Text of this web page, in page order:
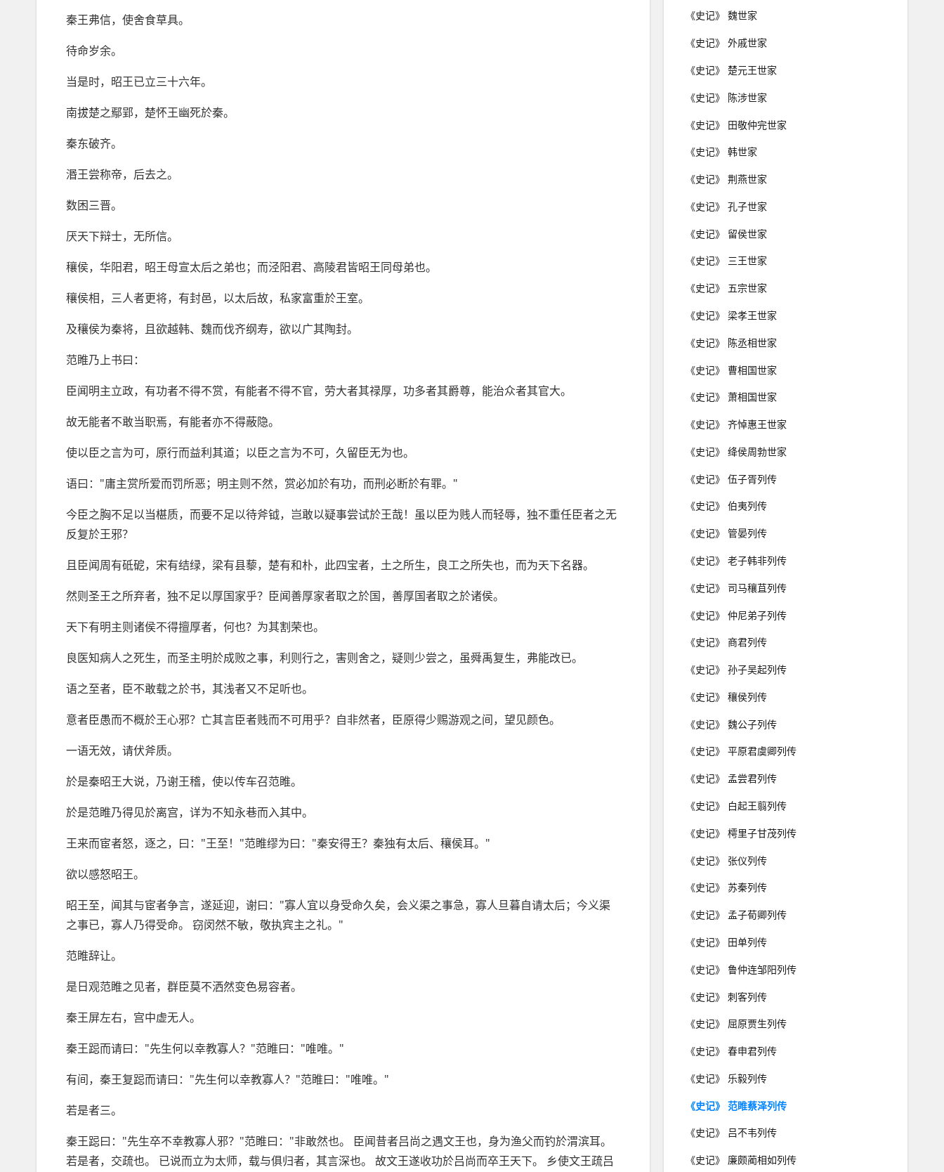
秦王弗信，使舍食草具。
待命岁余。
当是时，昭王已立三十六年。
南拔楚之鄢郢，楚怀王幽死於秦。
秦东破齐。
湣王尝称帝，后去之。
数困三晋。
厌天下辩士，无所信。
穰侯，华阳君，昭王母宣太后之弟也；而泾阳君、高陵君皆昭王同母弟也。
穰侯相，三人者更将，有封邑，以太后故，私家富重於王室。
及穰侯为秦将，且欲越韩、魏而伐齐纲寿，欲以广其陶封。
范睢乃上书曰：
臣闻明主立政，有功者不得不赏，有能者不得不官，劳大者其禄厚，功多者其爵尊，能治众者其官大。
故无能者不敢当职焉，有能者亦不得蔽隐。
使以臣之言为可，原行而益利其道；以臣之言为不可，久留臣无为也。
语曰："庸主赏所爱而罚所恶；明主则不然，赏必加於有功，而刑必断於有罪。"
今臣之胸不足以当椹质，而要不足以待斧钺，岂敢以疑事尝试於王哉！虽以臣为贱人而轻辱，独不重任臣者之无
反复於王邪？
且臣闻周有砥砨，宋有结绿，梁有县藜，楚有和朴，此四宝者，土之所生，良工之所失也，而为天下名器。
然则圣王之所弃者，独不足以厚国家乎？臣闻善厚家者取之於国，善厚国者取之於诸侯。
天下有明主则诸侯不得擅厚者，何也？为其割荣也。
良医知病人之死生，而圣主明於成败之事，利则行之，害则舍之，疑则少尝之，虽舜禹复生，弗能改已。
语之至者，臣不敢载之於书，其浅者又不足听也。
意者臣愚而不概於王心邪？亡其言臣者贱而不可用乎？自非然者，臣原得少赐游观之间，望见颜色。
一语无效，请伏斧质。
於是秦昭王大说，乃谢王稽，使以传车召范睢。
於是范睢乃得见於离宫，详为不知永巷而入其中。
王来而宦者怒，逐之，曰："王至！"范睢缪为曰："秦安得王？秦独有太后、穰侯耳。"
欲以感怒昭王。
昭王至，闻其与宦者争言，遂延迎，谢曰："寡人宜以身受命久矣，会义渠之事急，寡人旦暮自请太后；今义渠
之事已，寡人乃得受命。 窃闵然不敏，敬执宾主之礼。"
范睢辞让。
是日观范睢之见者，群臣莫不洒然变色易容者。
秦王屏左右，宫中虚无人。
秦王跽而请曰："先生何以幸教寡人？"范睢曰："唯唯。"
有间，秦王复跽而请曰："先生何以幸教寡人？"范睢曰："唯唯。"
若是者三。
秦王跽曰："先生卒不幸教寡人邪？"范睢曰："非敢然也。 臣闻昔者吕尚之遇文王也，身为渔父而钓於渭滨耳。
若是者，交疏也。 已说而立为太师，载与俱归者，其言深也。 故文王遂收功於吕尚而卒王天下。 乡使文王疏吕
《史记》 魏世家
《史记》 外戚世家
《史记》 楚元王世家
《史记》 陈涉世家
《史记》 田敬仲完世家
《史记》 韩世家
《史记》 荆燕世家
《史记》 孔子世家
《史记》 留侯世家
《史记》 三王世家
《史记》 五宗世家
《史记》 梁孝王世家
《史记》 陈丞相世家
《史记》 曹相国世家
《史记》 萧相国世家
《史记》 齐悼惠王世家
《史记》 绛侯周勃世家
《史记》 伍子胥列传
《史记》 伯夷列传
《史记》 管晏列传
《史记》 老子韩非列传
《史记》 司马穰苴列传
《史记》 仲尼弟子列传
《史记》 商君列传
《史记》 孙子吴起列传
《史记》 穰侯列传
《史记》 魏公子列传
《史记》 平原君虞卿列传
《史记》 孟尝君列传
《史记》 白起王翦列传
《史记》 樗里子甘茂列传
《史记》 张仪列传
《史记》 苏秦列传
《史记》 孟子荀卿列传
《史记》 田单列传
《史记》 鲁仲连邹阳列传
《史记》 刺客列传
《史记》 屈原贾生列传
《史记》 春申君列传
《史记》 乐毅列传
《史记》 范睢蔡泽列传
《史记》 吕不韦列传
《史记》 廉颇蔺相如列传